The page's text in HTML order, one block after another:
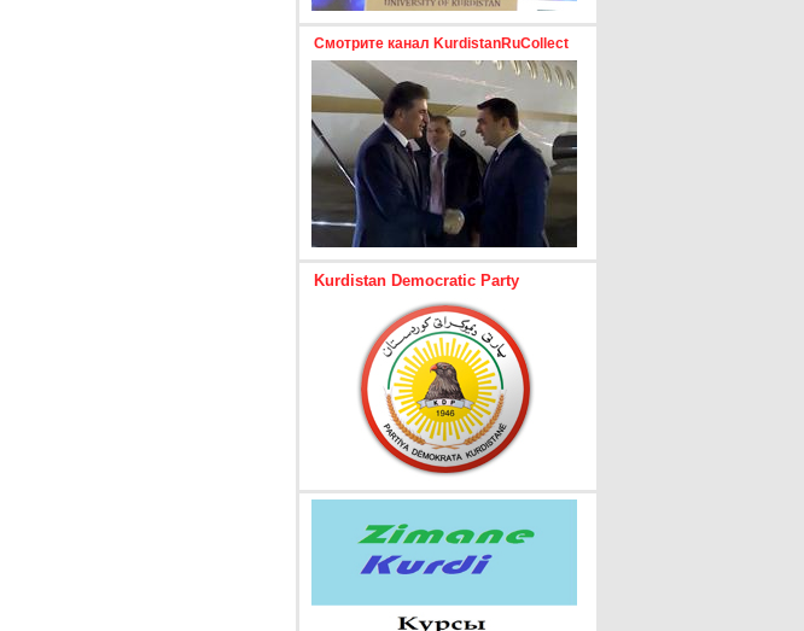
Смотрите канал KurdistanRuCollect
Kurdistan Democratic Party